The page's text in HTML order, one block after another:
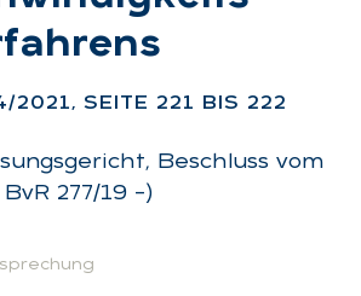
2021, SEI­TE 221 BIS 222
Beschluss vom
277/19 –)